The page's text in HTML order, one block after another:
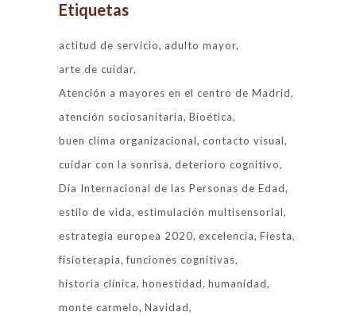
Etiquetas
actitud de servicio
adulto mayor
arte de cuidar
Atención a mayores en el centro de Madrid
atención sociosanitaria Bioética
buen clima organizacional contacto visual
cuidar con la sonrisa deterioro cognitivo
Día Internacional de las Personas de Edad
estilo de vida estimulación multisensorial
estrategia europea 2020 excelencia Fiesta
fisioterapia funciones cognitivas
historia clínica honestidad humanidad
monte carmelo Navidad